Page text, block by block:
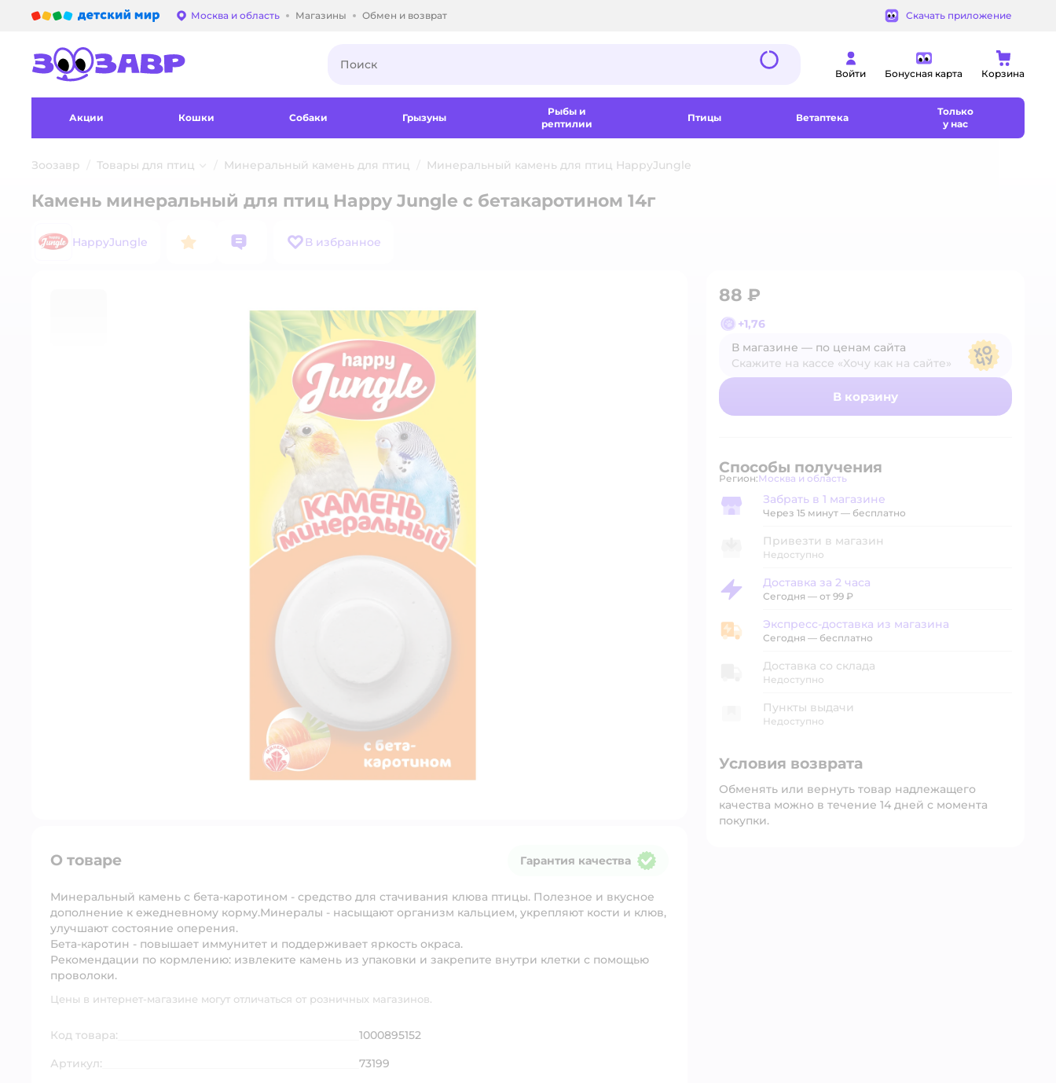
Выбор адреса доставки.
Москва и область Магазины Обмен и возврат Скачать приложение
Войти Бонусная карта Корзина
Акции Кошки Собаки Грызуны
Рыбы и
рептилии
Птицы Ветаптека
Только
у нас
Зоозавр Товары для птиц Минеральный камень для птиц Минеральный камень для птиц HappyJungle
Камень минеральный для птиц Happy Jungle с бетакаротином 14г
HappyJungle В избранное
88 ₽
+1,76
В магазине — по ценам сайта
Скажите на кассе «Хочу как на сайте»
В магазине — по ценам сайта
В корзину
Способы получения
Регион: Выбор адреса доставки.
Москва и область
Забрать в магазине
Забрать в 1 магазине
Через 15 минут — бесплатно
Привезти в магазин
Недоступно
Доставка за 2 часа
Доставка за 2 часа
Сегодня — от 99 ₽
Экспресс-доставка из магазина
Экспресс-доставка из магазина
Сегодня — бесплатно
Доставка со склада
Недоступно
Пункты выдачи
Недоступно
Условия возврата
Обменять или вернуть товар надлежащего
качества можно в течение 14 дней с момента
покупки.
О товаре Гарантия качества
Минеральный камень с бета-каротином - средство для стачивания клюва птицы. Полезное и вкусное
дополнение к ежедневному корму.Минералы - насыщают организм кальцием, укрепляют кости и клюв,
улучшают состояние оперения.
Бета-каротин - повышает иммунитет и поддерживает яркость окраса.
Рекомендации по кормлению: извлеките камень из упаковки и закрепите внутри клетки с помощью
проволоки.
Цены в интернет-магазине могут отличаться от розничных магазинов.
Код товара:
1000895152
Артикул:
73199